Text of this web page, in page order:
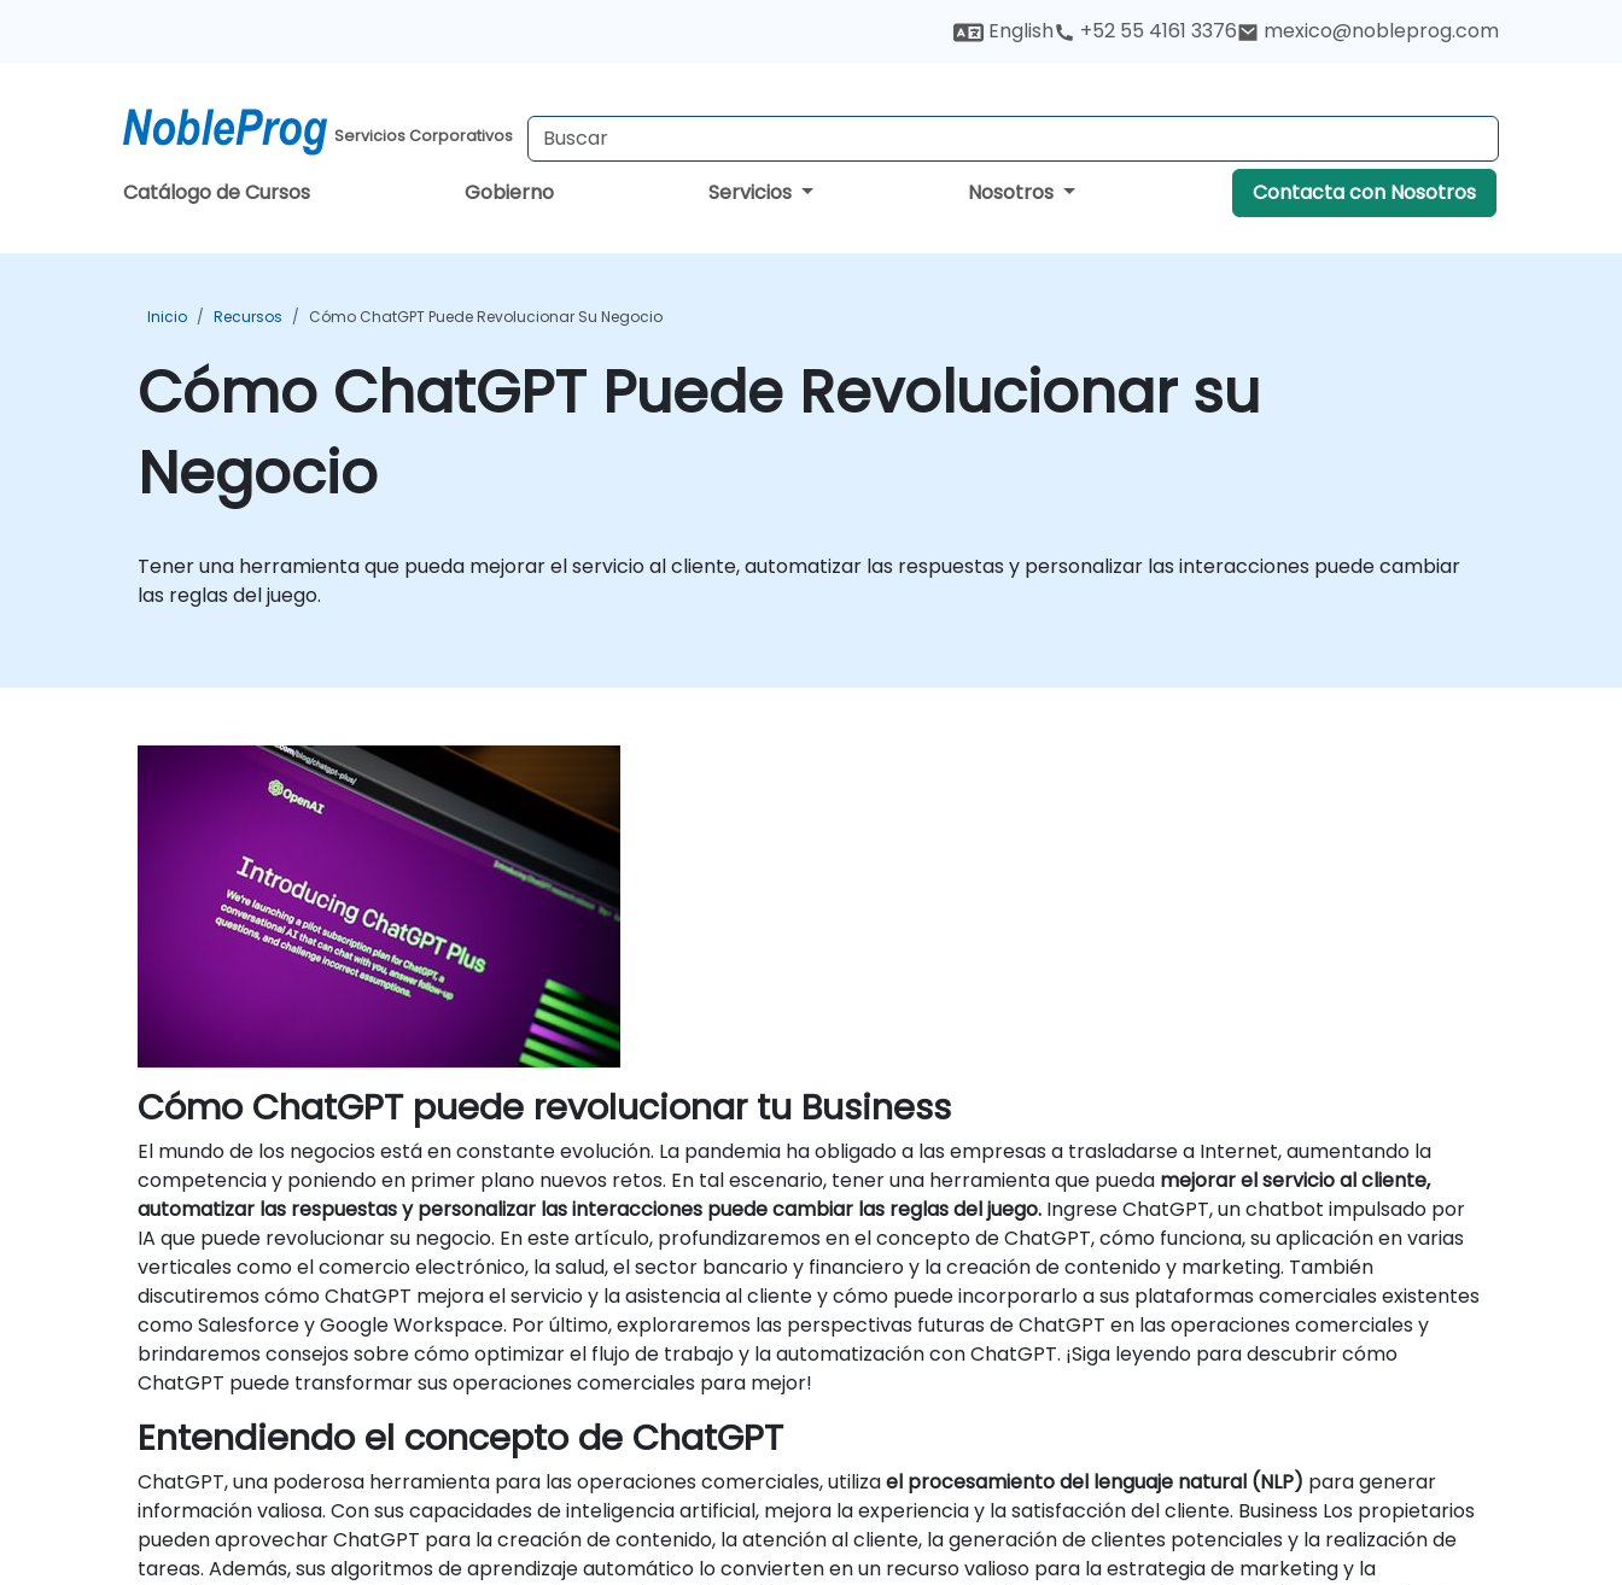
English +52 55 4161 3376 mexico@nobleprog.com
Servicios Corporativos
Catálogo de Cursos Gobierno Servicios Nosotros Contacta con Nosotros
Inicio Recursos Cómo ChatGPT Puede Revolucionar Su Negocio
Cómo ChatGPT Puede Revolucionar su
Negocio
Tener una herramienta que pueda mejorar el servicio al cliente, automatizar las respuestas y personalizar las interacciones puede cambiar
las reglas del juego.
Cómo ChatGPT puede revolucionar tu Business
El mundo de los negocios está en constante evolución. La pandemia ha obligado a las empresas a trasladarse a Internet, aumentando la
competencia y poniendo en primer plano nuevos retos. En tal escenario, tener una herramienta que pueda mejorar el servicio al cliente,
automatizar las respuestas y personalizar las interacciones puede cambiar las reglas del juego. Ingrese ChatGPT, un chatbot impulsado por
IA que puede revolucionar su negocio. En este artículo, profundizaremos en el concepto de ChatGPT, cómo funciona, su aplicación en varias
verticales como el comercio electrónico, la salud, el sector bancario y financiero y la creación de contenido y marketing. También
discutiremos cómo ChatGPT mejora el servicio y la asistencia al cliente y cómo puede incorporarlo a sus plataformas comerciales existentes
como Salesforce y Google Workspace. Por último, exploraremos las perspectivas futuras de ChatGPT en las operaciones comerciales y
brindaremos consejos sobre cómo optimizar el flujo de trabajo y la automatización con ChatGPT. ¡Siga leyendo para descubrir cómo
ChatGPT puede transformar sus operaciones comerciales para mejor!
Entendiendo el concepto de ChatGPT
ChatGPT, una poderosa herramienta para las operaciones comerciales, utilizael procesamiento del lenguaje natural (NLP) para generar
información valiosa. Con sus capacidades de inteligencia artificial, mejora la experiencia y la satisfacción del cliente. Business Los propietarios
pueden aprovechar ChatGPT para la creación de contenido, la atención al cliente, la generación de clientes potenciales y la realización de
tareas. Además, sus algoritmos de aprendizaje automático lo convierten en un recurso valioso para la estrategia de marketing y la